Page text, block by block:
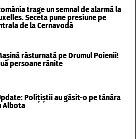
trage un semnal de alarmă la
Seceta pune presiune pe
de la Cernavodă
răsturnată pe Drumul Poienii!
persoane rănite
Polițiștii au găsit-o pe tânăra
Albota